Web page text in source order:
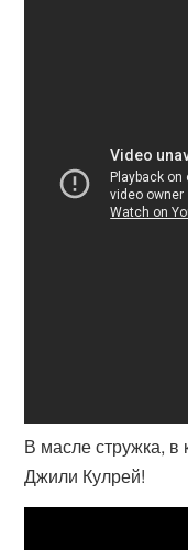
В масле стружка,
Джили Кулрей!